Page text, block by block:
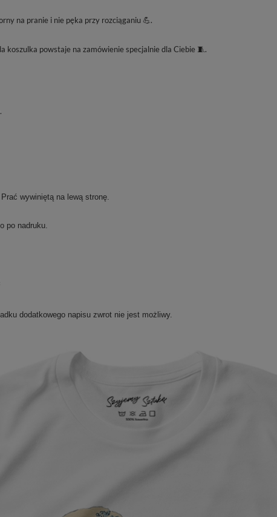
na pranie i nie pęka przy rozciąganiu 💪.
koszulka powstaje na zamówienie specjalnie dla Ciebie 🧵.
wywiniętą na lewą stronę.
po nadruku.
dodatkowego napisu zwrot nie jest możliwy.